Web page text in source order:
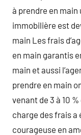
à prendre en main
immobilière est
main Les frais
en main garantis
main et aussi
prendre en main
venant de 3 à 10
charge des frais
courageuse en